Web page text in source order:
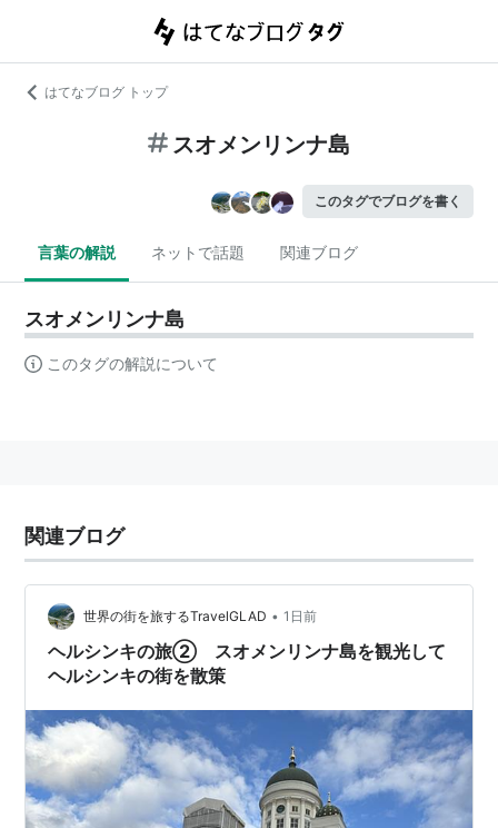
はてなブログ トップ
スオメンリンナ島
このタグでブログを書く
言葉の解説 ネットで話題 関連ブログ
スオメンリンナ島
このタグの解説について
関連ブログ
世界の街を旅するTravelGLAD • 1日前
ヘルシンキの旅② スオメンリンナ島を観光して
ヘルシンキの街を散策